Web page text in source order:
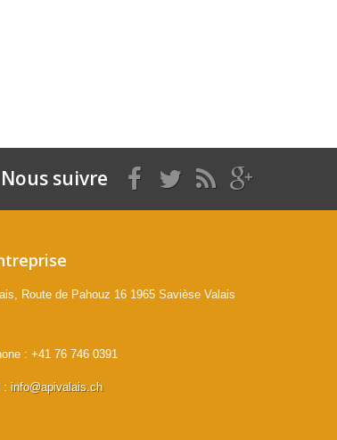
Nous suivre
Route de Pahouz 16 1965 Savièse Valais
: +41 76 746 0391
: info@apivalais.ch